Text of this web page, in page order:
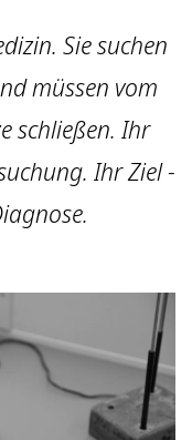
Sie suchen
müssen vom
schließen. Ihr
Ihr Ziel -